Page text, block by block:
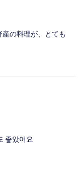
の料理が、とても
좋았어요